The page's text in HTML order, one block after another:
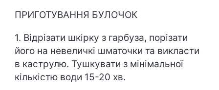
ПРИГОТУВАННЯ БУЛОЧОК
1. Відрізати шкірку з гарбуза, порізати
його на невеличкі шматочки та викласти
в каструлю. Тушкувати з мінімальної
кількістю води 15-20 хв.